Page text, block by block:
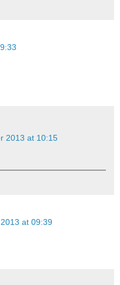
2013 at 10:15
at 09:39